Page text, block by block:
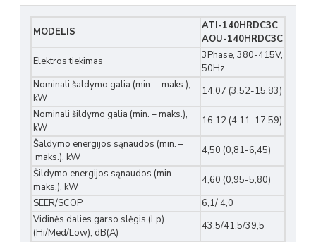
MODELIS
ATI-140HRDC3C
AOU-140HRDC3C
Elektros tiekimas
3Phase, 380-415V,
50Hz
Nominali šaldymo galia (min. – maks.),
kW
14,07 (3,52-15,83)
Nominali šildymo galia (min. – maks.),
kW
16,12 (4,11-17,59)
Šaldymo energijos sąnaudos (min. –
maks.), kW
4,50 (0,81-6,45)
Šildymo energijos sąnaudos (min. –
maks.), kW
4,60 (0,95-5,80)
SEER/SCOP
6,1/ 4,0
Vidinės dalies garso slėgis (Lp)
(Hi/Med/Low), dB(A)
43,5/41,5/39,5